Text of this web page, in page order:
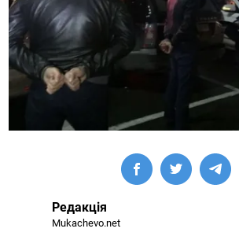
Редакція
Mukachevo.net